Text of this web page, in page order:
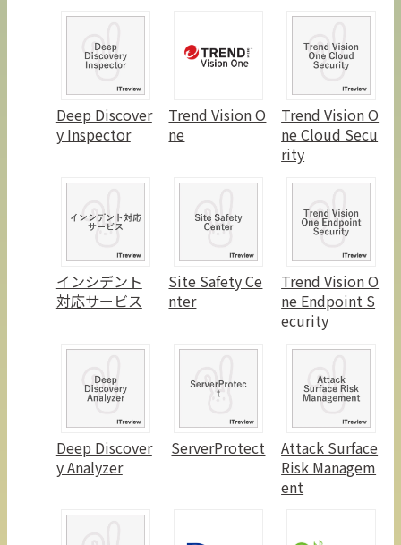
Deep Discover
y Inspector
Trend Vision O
ne
Trend Vision O
ne Cloud Secu
rity
インシデント
対応サービス
Site Safety Ce
nter
Trend Vision O
ne Endpoint S
ecurity
Deep Discover
y Analyzer
ServerProtect
Attack Surface
Risk Managem
ent